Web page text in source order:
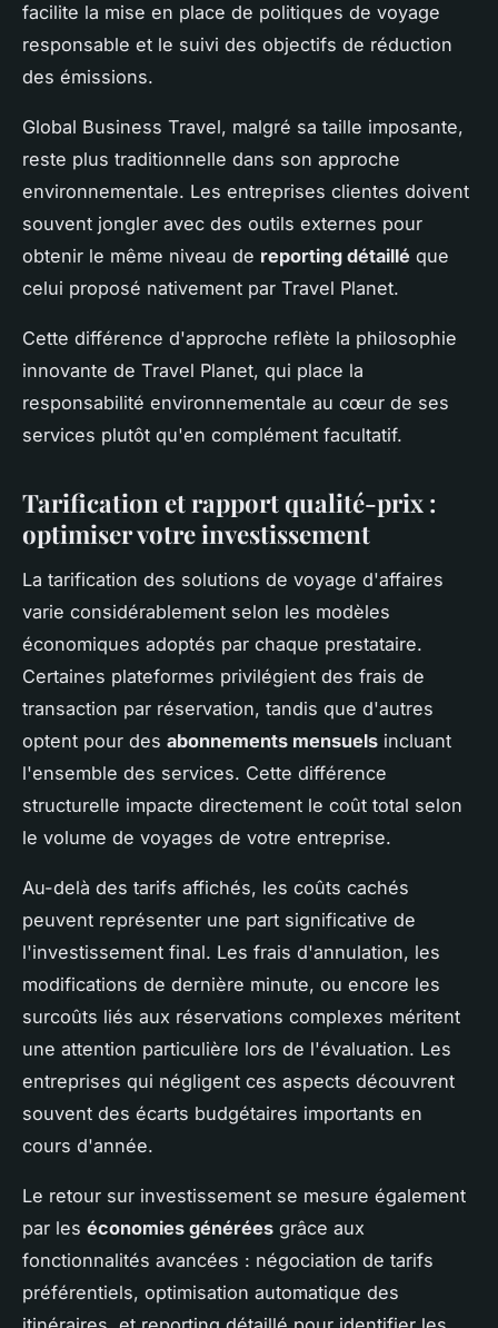
facilite la mise en place de politiques de voyage
responsable et le suivi des objectifs de réduction
des émissions.
Global Business Travel, malgré sa taille imposante,
reste plus traditionnelle dans son approche
environnementale. Les entreprises clientes doivent
souvent jongler avec des outils externes pour
obtenir le même niveau de reporting détaillé que
celui proposé nativement par Travel Planet.
Cette différence d'approche reflète la philosophie
innovante de Travel Planet, qui place la
responsabilité environnementale au cœur de ses
services plutôt qu'en complément facultatif.
Tarification et rapport qualité-prix :
optimiser votre investissement
La tarification des solutions de voyage d'affaires
varie considérablement selon les modèles
économiques adoptés par chaque prestataire.
Certaines plateformes privilégient des frais de
transaction par réservation, tandis que d'autres
optent pour des abonnements mensuels incluant
l'ensemble des services. Cette différence
structurelle impacte directement le coût total selon
le volume de voyages de votre entreprise.
Au-delà des tarifs affichés, les coûts cachés
peuvent représenter une part significative de
l'investissement final. Les frais d'annulation, les
modifications de dernière minute, ou encore les
surcoûts liés aux réservations complexes méritent
une attention particulière lors de l'évaluation. Les
entreprises qui négligent ces aspects découvrent
souvent des écarts budgétaires importants en
cours d'année.
Le retour sur investissement se mesure également
par les économies générées grâce aux
fonctionnalités avancées : négociation de tarifs
préférentiels, optimisation automatique des